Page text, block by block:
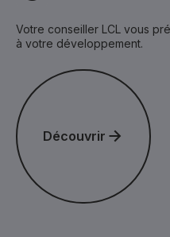
Votre conseiller LCL vous
à votre développement.
Découvrir
Découvrir